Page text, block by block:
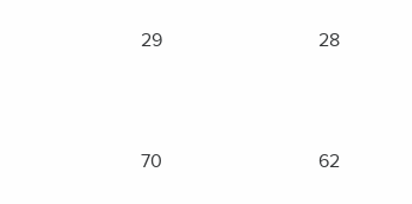
29 28
70 62